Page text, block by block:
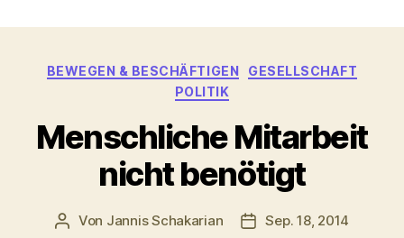
Kategorien
BEWEGEN & BESCHÄFTIGEN
GESELLSCHAFT
POLITIK
Menschliche Mitarbeit
nicht benötigt
Beitragsautor
Von Jannis Schakarian
Sep. 18, 2014